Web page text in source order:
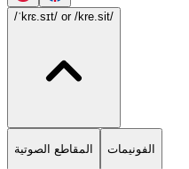
/ˈkrɛ.sɪt/ or /kre.sit/
المقاطع الصوتية الفونيمات